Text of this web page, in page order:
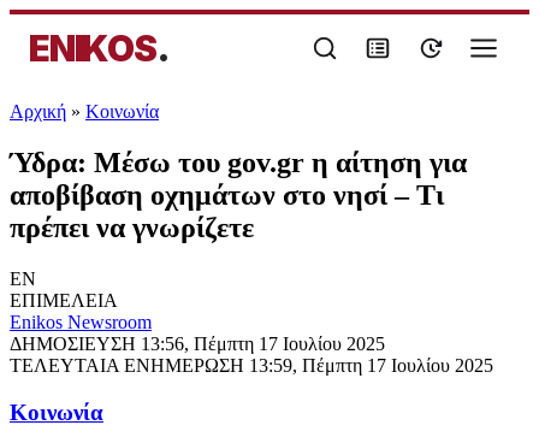
ENIKOS.
Αρχική » Κοινωνία
Ύδρα: Μέσω του gov.gr η αίτηση για
αποβίβαση οχημάτων στο νησί – Τι
πρέπει να γνωρίζετε
EN
ΕΠΙΜΕΛΕΙΑ
Enikos Newsroom
ΔΗΜΟΣΙΕΥΣΗ 13:56, Πέμπτη 17 Ιουλίου 2025
ΤΕΛΕΥΤΑΙΑ ΕΝΗΜΕΡΩΣΗ 13:59, Πέμπτη 17 Ιουλίου 2025
Κοινωνία